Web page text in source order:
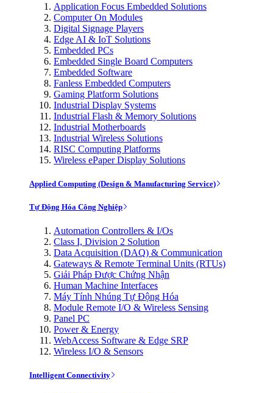
Application Focus Embedded Solutions
Computer On Modules
Digital Signage Players
Edge AI & IoT Solutions
Embedded PCs
Embedded Single Board Computers
Embedded Software
Fanless Embedded Computers
Gaming Platform Solutions
Industrial Display Systems
Industrial Flash & Memory Solutions
Industrial Motherboards
Industrial Wireless Solutions
RISC Computing Platforms
Wireless ePaper Display Solutions
Applied Computing (Design & Manufacturing Service)
Tự Động Hóa Công Nghiệp
Automation Controllers & I/Os
Class I, Division 2 Solution
Data Acquisition (DAQ) & Communication
Gateways & Remote Terminal Units (RTUs)
Giải Pháp Được Chứng Nhận
Human Machine Interfaces
Máy Tính Nhúng Tự Động Hóa
Module Remote I/O & Wireless Sensing
Panel PC
Power & Energy
WebAccess Software & Edge SRP
Wireless I/O & Sensors
Intelligent Connectivity